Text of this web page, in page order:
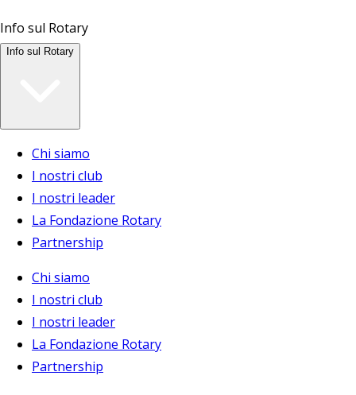
Info sul Rotary
Info sul Rotary
Chi siamo
I nostri club
I nostri leader
La Fondazione Rotary
Partnership
Chi siamo
I nostri club
I nostri leader
La Fondazione Rotary
Partnership